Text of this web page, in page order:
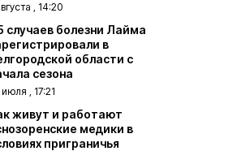
, 14:20
случаев болезни Лайма
в
области с
сезона
, 17:21
живут и работают
медики в
приграничья